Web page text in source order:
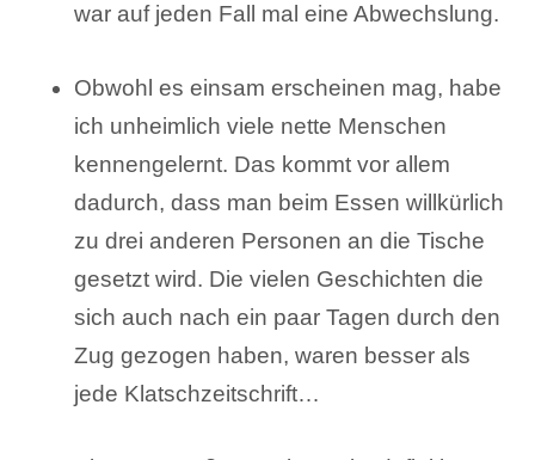
war auf jeden Fall mal eine Abwechslung.
Obwohl es einsam erscheinen mag, habe
ich unheimlich viele nette Menschen
kennengelernt. Das kommt vor allem
dadurch, dass man beim Essen willkürlich
zu drei anderen Personen an die Tische
gesetzt wird. Die vielen Geschichten die
sich auch nach ein paar Tagen durch den
Zug gezogen haben, waren besser als
jede Klatschzeitschrift…